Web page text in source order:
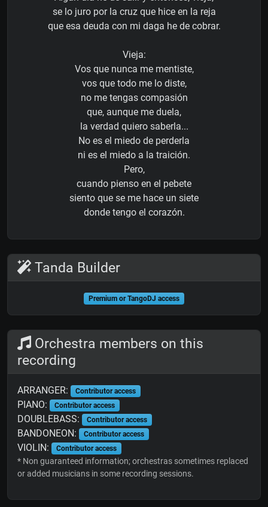
se lo juro por la cruz que hice en la reja
que esa deuda con mi daga he de cobrar.
Vieja:
Vos que nunca me mentiste,
vos que todo me lo diste,
no me tengas compasión
que, aunque me duela,
la verdad quiero saberla...
No es el miedo de perderla
ni es el miedo a la traición.
Pero,
cuando pienso en el pebete
siento que se me hace un siete
donde tengo el corazón.
Tanda Builder
Premium or TangoDJ access
Orchestra members on this
recording
ARRANGER: Contributor access
PIANO: Contributor access
DOUBLEBASS: Contributor access
BANDONEON: Contributor access
VIOLIN: Contributor access
* Non guaranteed information; orchestras sometimes replaced
or added musicians in some recording sessions.